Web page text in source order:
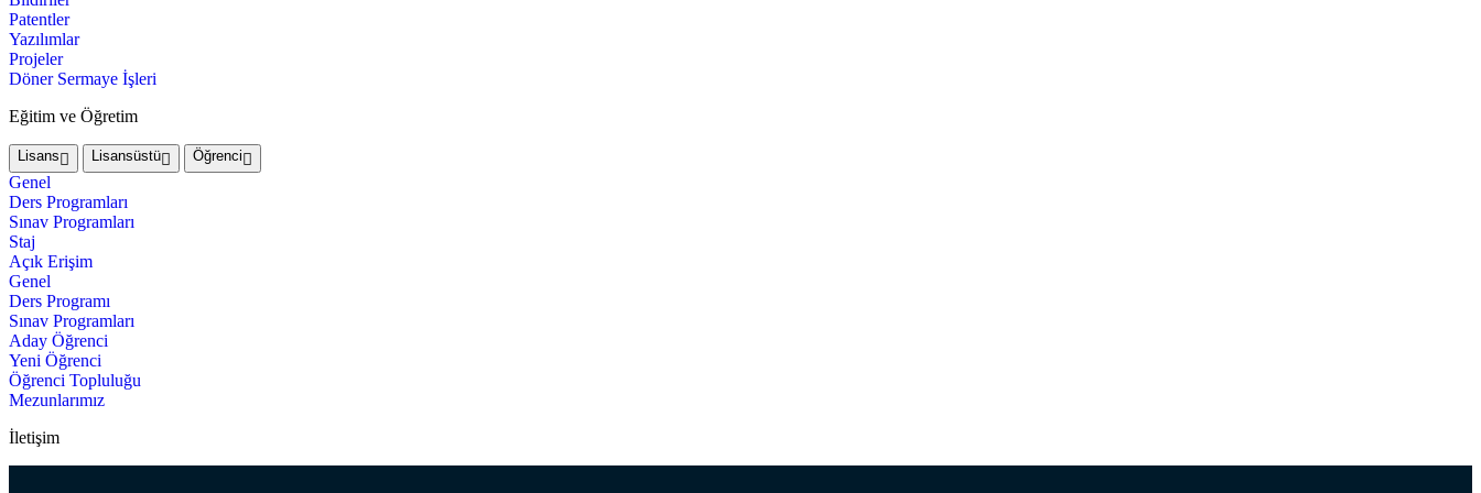
Patentler
Yazılımlar
Projeler
Döner Sermaye İşleri
Eğitim ve Öğretim
Lisans Lisansüstü Öğrenci
Genel
Ders Programları
Sınav Programları
Staj
Açık Erişim
Genel
Ders Programı
Sınav Programları
Aday Öğrenci
Yeni Öğrenci
Öğrenci Topluluğu
Mezunlarımız
İletişim